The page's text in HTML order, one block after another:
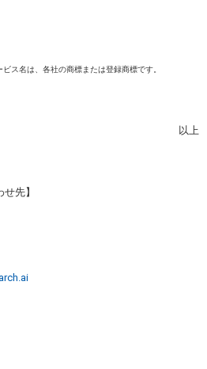
ス名は、各社の商標または登録商標です。
以上
先】